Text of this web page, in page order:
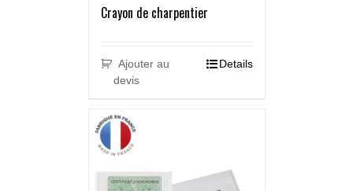
Crayon de charpentier
Ajouter au
devis
Details